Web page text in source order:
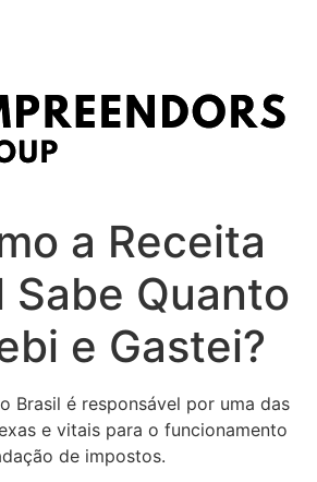
a Receita
Sabe Quanto
e Gastei?
Brasil é responsável por uma das
e vitais para o funcionamento
de impostos.